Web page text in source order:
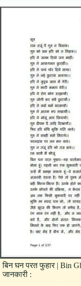
बिन घन परत फुहार | Bin
जानकारी :